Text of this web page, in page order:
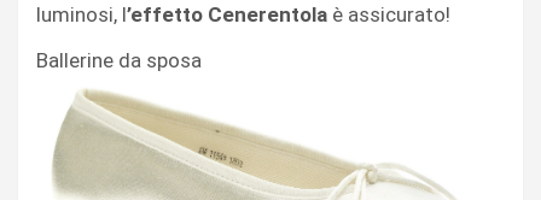
luminosi, l’effetto Cenerentola è assicurato!
Ballerine da sposa